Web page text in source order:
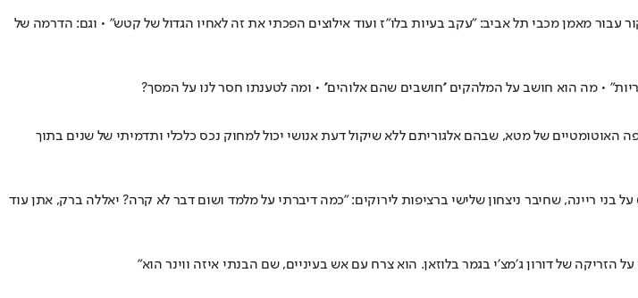
מאמן מכבי תל אביב: "עקב בעיות בלו"ז ועוד אילוצים הפכתי את זה לאחיו הגדול של קטש" • וגם: הדרמה של
• מה הוא חושב על המלהקים ''חושבים שהם אלוהים'' • ומה לטענתו חסר לנו על המסך?
של מטא, שבהם אלגוריתם ללא שיקול דעת אנושי יכול למחוק נכס כלכלי ותדמיתי של שנים בתוך
מאמן מכבי חיפה על הכוונת של הסטנדאפיסט, הקומיקאי והבמאי אחרי הצמד האדיר של גיא מלמד ב-0:4 על בני ריינה, שחיבר ניצחון שלישי ברציפות לירוקים: "כמה דיברתי על מלמד ושום דבר לא קרה? יאללה ברק, אתן עוד
של דורון ג׳מצ׳י בגמר בלוזאן. הוא צרח עם אש בעיניים, שם הבנתי איזה ווינר הוא״